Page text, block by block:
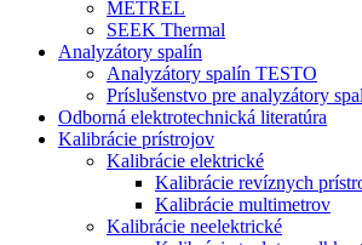
METREL
SEEK Thermal
Analyzátory spalín
Analyzátory spalín TESTO
Príslušenstvo pre analyzátory
Odborná elektrotechnická literatúra
Kalibrácie prístrojov
Kalibrácie elektrické
Kalibrácie revíznych
Kalibrácie multimetrov
Kalibrácie neelektrické